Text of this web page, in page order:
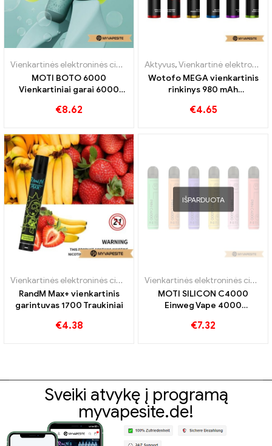
Vienkartinės elektroninės cigaretės ,Vienkartinės elektroninės
MOTI BOTO 6000
Vienkartiniai garai 6000
€8.62
Aktyvus,Vienkartinė elektroninė cigaretė su nikotinu
Wotofo MEGA vienkartinis
rinkinys 980 mAh
didmeninė prekyba 丨
€4.65
Vienkartinės elektroninės cigaretės
RandM Max+ vienkartinis
garintuvas 1700 Traukiniai
€4.38
IŠPARDUOTA
Vienkartinės elektroninės cigaretės
MOTI SILICON C4000
Einweg Vape 4000
€7.32
Sveiki atvykę į programą
myvapesite.de!